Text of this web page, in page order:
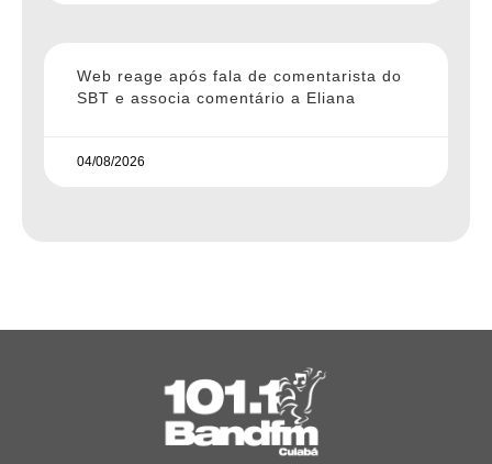
Web reage após fala de comentarista do
SBT e associa comentário a Eliana
04/08/2026